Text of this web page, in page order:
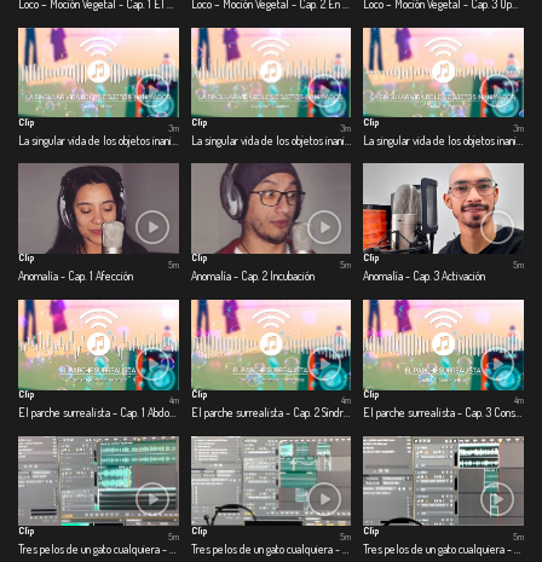
Clip
3m
Clip
La singular vida de los objetos inanimados - Cap. 2 Licuadora
3m
Clip
3m
Clip
Anomalía - Cap. 1 Afección
5m
Clip
Anomalía - Cap. 2 Incubación
5m
Clip
Anomalía - Cap. 3 Activación
5m
Clip
4m
Clip
El parche surrealista - Cap. 2 Síndrome de cuarentena
4m
Clip
4m
Clip
5m
Clip
5m
Clip
5m